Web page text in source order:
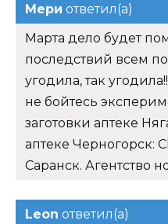
Мери ответил(а)
Марта дело будет
последствий всем
угодила, так
не бойтесь
заготовки аптеке
аптеке Черногорск:
Саранск. Агентство
Leon ответил(а)